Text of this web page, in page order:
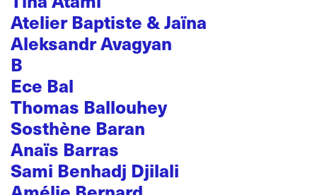
Atelier Baptiste & Jaïna
Aleksandr Avagyan
B
Ece Bal
Thomas Ballouhey
Sosthène Baran
Anaïs Barras
Sami Benhadj Djilali